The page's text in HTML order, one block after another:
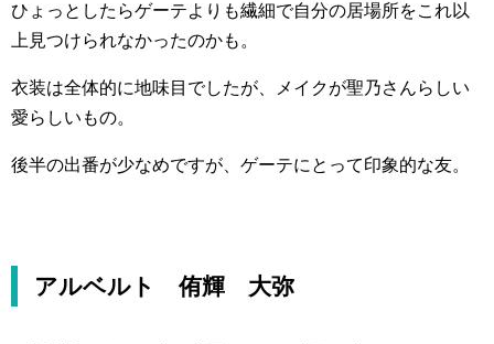
ひょっとしたらゲーテよりも繊細で自分の居場所をこれ以
上見つけられなかったのかも。
衣装は全体的に地味目でしたが、メイクが聖乃さんらしい
愛らしいもの。
後半の出番が少なめですが、ゲーテにとって印象的な友。
アルベルト 侑輝 大弥